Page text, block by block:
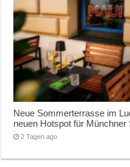
Neue Sommerterrasse im
neuen Hotspot für Münchner
2 Tagen ago